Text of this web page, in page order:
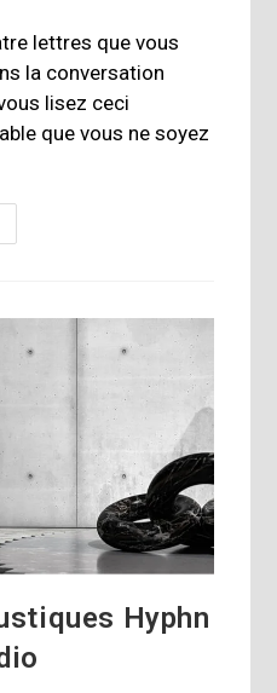
lettres que vous
la conversation
lisez ceci
que vous ne soyez
Hyphn